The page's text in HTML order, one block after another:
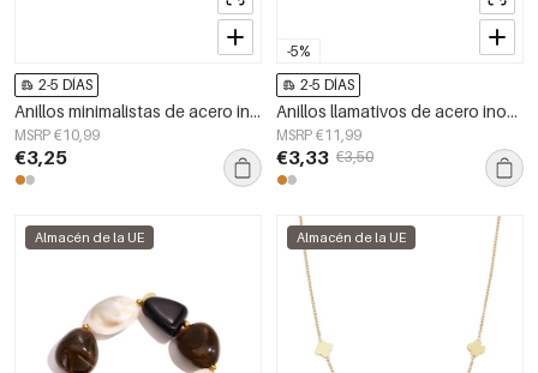
2-5 DÍAS
Anillos minimalistas de acero inoxidable con forma elíptica, sencillos para uso diario, de la serie Simple. Joyería para mujer.
MSRP €10,99
€3,25
-5%
2-5 DÍAS
Anillos llamativos de acero inoxidable, línea Simple Daily Simple Series, joyería para mujer
MSRP €11,99
€3,33 €3,50
Almacén de la UE Almacén de la UE